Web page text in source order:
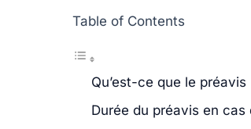
Table of Contents
Qu’est-ce que le
Durée du préavis en